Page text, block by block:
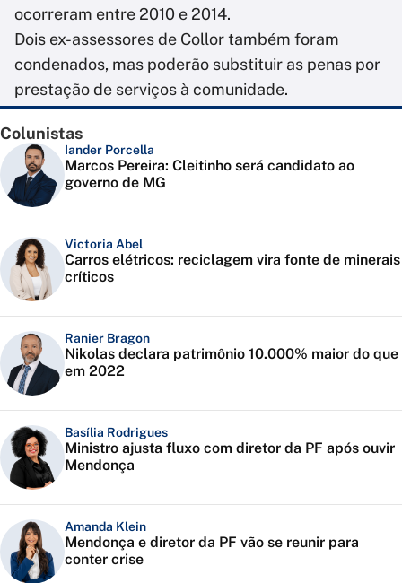
ocorreram entre 2010 e 2014.
Dois ex-assessores de Collor também foram
condenados, mas poderão substituir as penas por
prestação de serviços à comunidade.
Colunistas
Iander Porcella
Marcos Pereira: Cleitinho será candidato ao
governo de MG
Victoria Abel
Carros elétricos: reciclagem vira fonte de minerais
críticos
Ranier Bragon
Nikolas declara patrimônio 10.000% maior do que
em 2022
Basília Rodrigues
Ministro ajusta fluxo com diretor da PF após ouvir
Mendonça
Amanda Klein
Mendonça e diretor da PF vão se reunir para
conter crise